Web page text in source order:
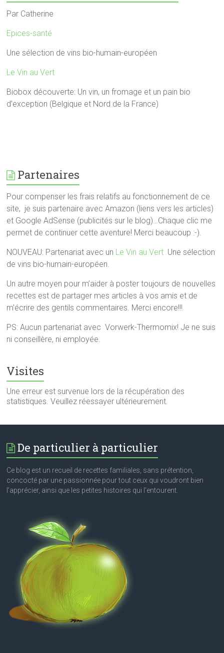
Par Catherine
Epices-santé
Une sélection de vins bio-humain-européen
Le Vin au Vert
Biobox découverte: Un vin, un fromage et un pain bio
d’exception (Belgique et Nord de la France)
Partenaires
Pour compenser les frais relatifs au fonctionnement de ce
site, je suis partenaire avec Amazon (liens vers les articles)
et Google AdSense (publicités sur le blog)…Chaque clic me
permet de continuer cette aventure! Merci beaucoup :-).
NOUVEAU: Partenariat avec un Le Vin au Vert .Une sélection
de vins bio-humain-européen.
Un autre moyen pour m’aider à poster toujours de nouvelles
recettes est de partager mes articles à vos amis et de
m’écrire des gentils commentaires. Merci encore!!!
PS: Aucun partenariat avec Vorwerk-Thermomix! Je ne suis
ni conseillère, ni employée.
Visites
Une erreur est survenue lors de la récupération des
statistiques. Veuillez réessayer ultérieurement.
De particulier à particulier
Ce blog est un recueil de recettes familiales, sans prétention,
concocté par une passionnée pour tout ceux qui voudront bien
l’apprécier, ainsi que les petites histoires qui l’entourent.